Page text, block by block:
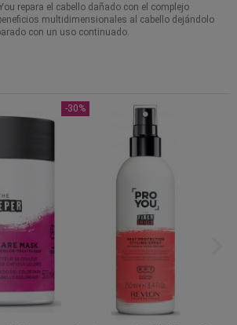
repara el cabello dañado con el complejo
multidimensionales al cabello dejándolo
con un uso continuado.
-30%